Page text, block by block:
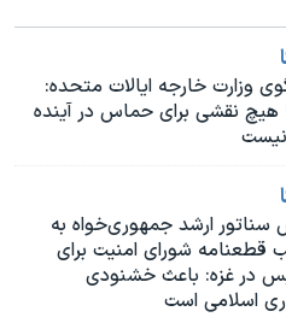
صلح
«سی‌پک»
وزارت خارجه ایالات متحده:
هیچ نقشی برای حماس در آینده
سناتور ارشد جمهوری‌خواه به
قطعنامه شورای امنیت برای
در غزه: باعث خشنودی
اسلامی است